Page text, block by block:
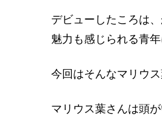
デビューしたころは
魅力も感じられる青年
今回はそんなマリウ
マリウス葉さんは頭